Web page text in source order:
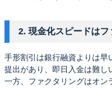
2. 現金化スピードは
手形割引は銀行融資よりは早
提出があり、即日入金は難し
一方、ファクタリングはオン